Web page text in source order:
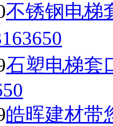
不锈钢电梯
石塑电梯套
皓晖建材带